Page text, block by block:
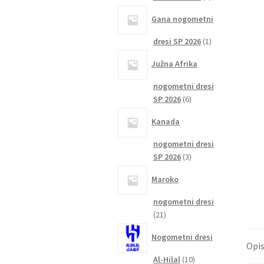
Opis
Gana nogometni
dresi SP 2026 11
Južna Afrika
nogometni dresi
SP 2026 66
Kanada
nogometni dresi
SP 2026 33
Maroko
nogometni dresi
2121
Nogometni dresi
Al-Hilal 1010